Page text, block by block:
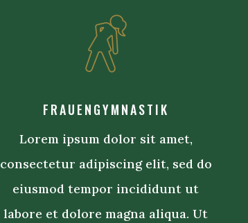
FRAUENGYMNASTIK
Lorem ipsum dolor sit amet,
consectetur adipiscing elit, sed do
eiusmod tempor incididunt ut
labore et dolore magna aliqua. Ut